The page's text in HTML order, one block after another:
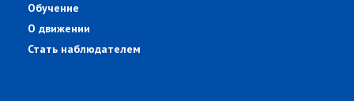
Обучение
О движении
Стать наблюдателем